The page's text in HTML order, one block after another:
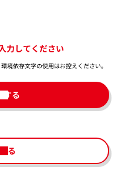
力してください
境依存文字の使用はお控えください。​
する
る